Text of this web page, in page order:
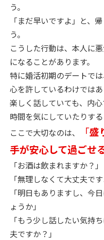
う。
「まだ早いですよ」と、
う。
こうした行動は、本人に
になることがあります。
特に婚活初期のデートで
心を許しているわけではあ
楽しく話していても、内
時間を気にしていたりする
ここで大切なのは、
「盛
手が安心して過ごせ
「お酒は飲まれますか？」
「無理しなくて大丈夫です
「明日もありますし、今
ょうか」
「もう少し話したい気持
夫ですか？」